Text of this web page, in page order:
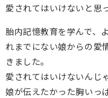
愛されてはいけないと思
胎内記憶教育を学んで、
れまでにない娘からの愛
きました。
愛されてはいけないんじ
娘が伝えたかった胸いっ